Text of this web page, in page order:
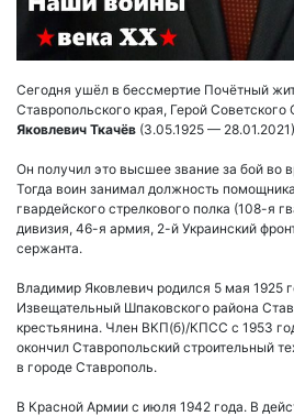
Сегодня ушёл в бессмертие Почётный
Ставропольского края, Герой
Яковлевич Ткачёв (3.05.1925 —
Он получил это высшее звание за бой во
Тогда воин занимал должность
гвардейского стрелкового полка (108-я
дивизия, 46-я армия, 2-й Украинский
сержанта.
Владимир Яковлевич родился 5 мая 1925
Извещательный Шпаковского района
крестьянина. Член ВКП(б)/КПСС с 1953
окончил Ставропольский строительный
в городе Ставрополь.
В Красной Армии с июля 1942 года. В